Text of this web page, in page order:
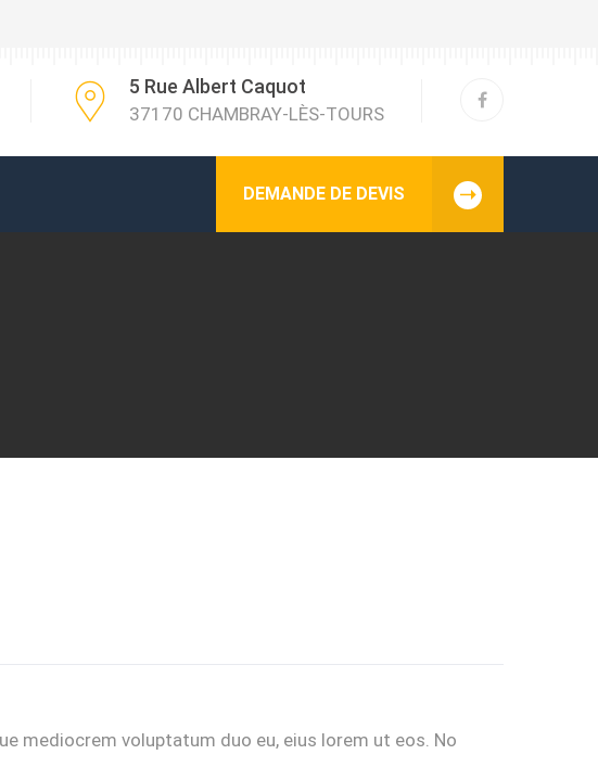
5 Rue Albert Caquot
37170 CHAMBRAY-LÈS-TOURS
DEMANDE DE DEVIS
mediocrem voluptatum duo eu, eius lorem ut eos. No